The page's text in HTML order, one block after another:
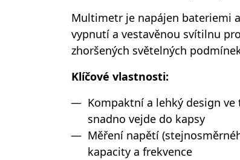
Multimetr je napájen bateriemi
vypnutí a vestavěnou svítilnu
zhoršených světelných
Klíčové vlastnosti:
Kompaktní a lehký design
snadno vejde do kapsy
Měření napětí
kapacity a frekvence